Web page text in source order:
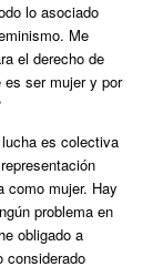
lo asociado
Me
el derecho de
es ser mujer y por
es colectiva
como mujer. Hay
problema en
obligado a
considerado